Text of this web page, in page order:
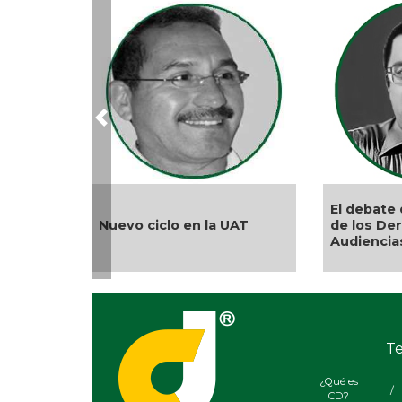
Nuevo ciclo en la UAT
El debate
de los
Previous
¿Qué es
CD?
/